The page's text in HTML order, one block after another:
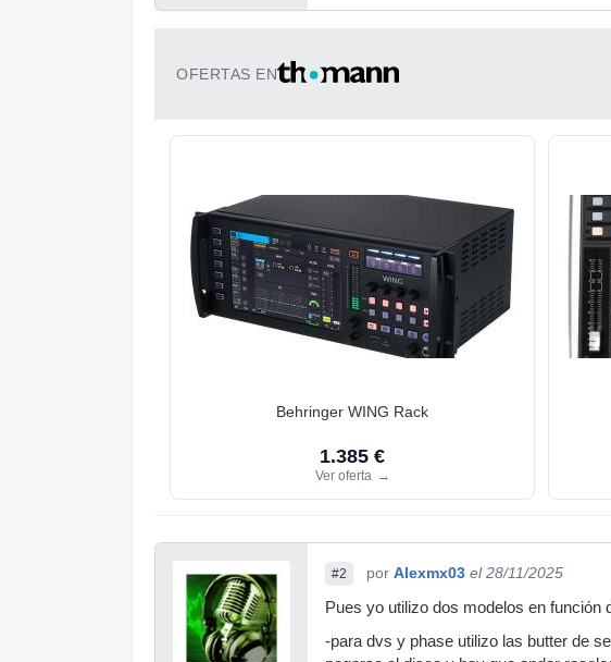
OFERTAS EN
Behringer WING Rack
1.385 €
Ver oferta →
#2 por Alexmx03 el 28/11/2025
Pues yo utilizo dos modelos en función
-para dvs y phase utilizo las butter de